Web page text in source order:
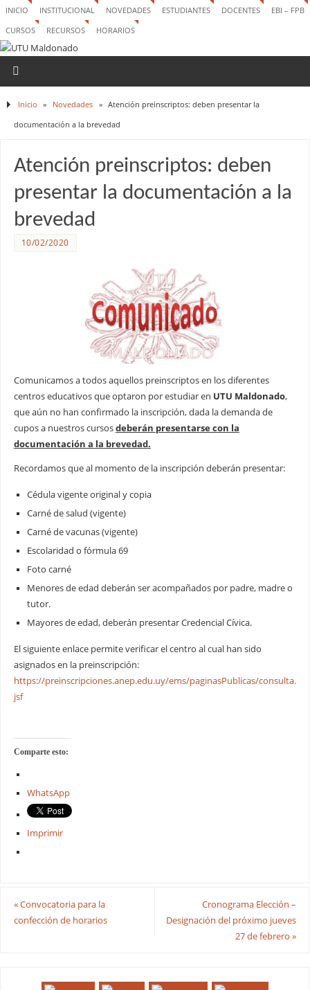
INICIO INSTITUCIONAL NOVEDADES ESTUDIANTES DOCENTES
EBI – FPB
CURSOS
RECURSOS HORARIOS
Inicio » Novedades » Atención preinscriptos: deben presentar la
documentación a la brevedad
Atención preinscriptos: deben
presentar la documentación a la
brevedad
10/02/2020
Comunicamos a todos aquellos preinscriptos en los diferentes
centros educativos que optaron por estudiar en UTU Maldonado,
que aún no han confirmado la inscripción, dada la demanda de
cupos a nuestros cursosdeberán presentarse con la
documentación a la brevedad.
Recordamos que al momento de la inscripción deberán presentar:
Cédula vigente original y copia
Carné de salud (vigente)
Carné de vacunas (vigente)
Escolaridad o fórmula 69
Foto carné
Menores de edad deberán ser acompañados por padre, madre o
tutor.
Mayores de edad, deberán presentar Credencial Cívica.
El siguiente enlace permite verificar el centro al cual han sido
asignados en la preinscripción:
https://preinscripciones.anep.edu.uy/ems/paginasPublicas/consulta.
jsf
Comparte esto:
WhatsApp
Imprimir
«Convocatoria para la
confección de horarios
Cronograma Elección –
Designación del próximo jueves
27 de febrero»